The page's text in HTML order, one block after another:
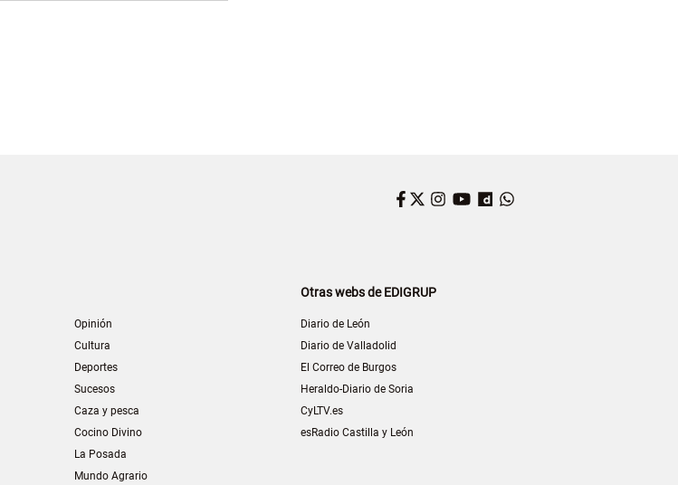
Facebook
Twitter
Instagram
YouTube
Dailymotion
Opinión
Cultura
Deportes
Sucesos
Caza y pesca
Cocino Divino
La Posada
Mundo Agrario
Otras webs de EDIGRUP
Diario de León
Diario de Valladolid
El Correo de Burgos
Heraldo-Diario de Soria
CyLTV.es
esRadio Castilla y León